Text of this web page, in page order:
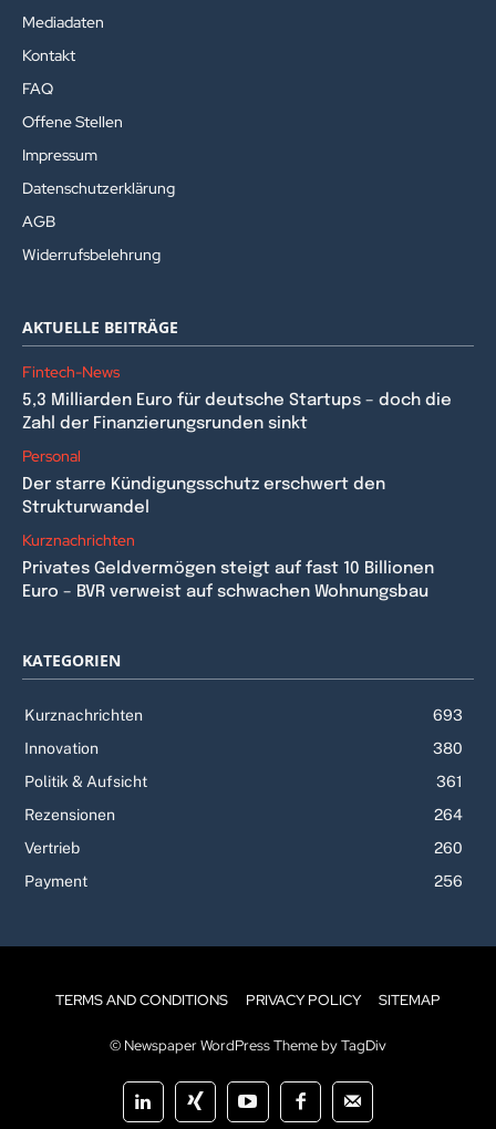
Mediadaten
Kontakt
FAQ
Offene Stellen
Impressum
Datenschutzerklärung
AGB
Widerrufsbelehrung
AKTUELLE BEITRÄGE
Fintech-News
5,3 Milliarden Euro für deutsche Startups – doch die
Zahl der Finanzierungsrunden sinkt
Personal
Der starre Kündigungsschutz erschwert den
Strukturwandel
Kurznachrichten
Privates Geldvermögen steigt auf fast 10 Billionen
Euro – BVR verweist auf schwachen Wohnungsbau
KATEGORIEN
Kurznachrichten
693
Innovation
380
Politik & Aufsicht
361
Rezensionen
264
Vertrieb
260
Payment
256
TERMS AND CONDITIONS PRIVACY POLICY SITEMAP
© Newspaper WordPress Theme by TagDiv